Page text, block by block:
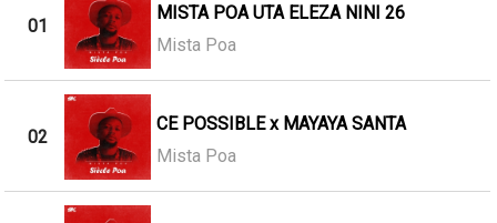
01
MISTA POA UTA ELEZA NINI 26
Mista Poa
02
CE POSSIBLE x MAYAYA SANTA
Mista Poa